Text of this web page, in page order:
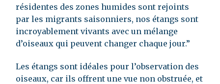
résidentes des zones humides sont rejoints
par les migrants saisonniers, nos étangs sont
incroyablement vivants avec un mélange
d’oiseaux qui peuvent changer chaque jour.”
Les étangs sont idéales pour l’observation des
oiseaux, car ils offrent une vue non obstruée, et